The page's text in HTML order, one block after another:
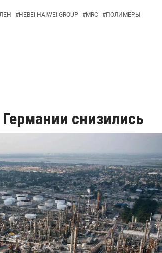
#HEBEI HAIWEI GROUP #MRC #ПОЛИМЕРЫ
снизились